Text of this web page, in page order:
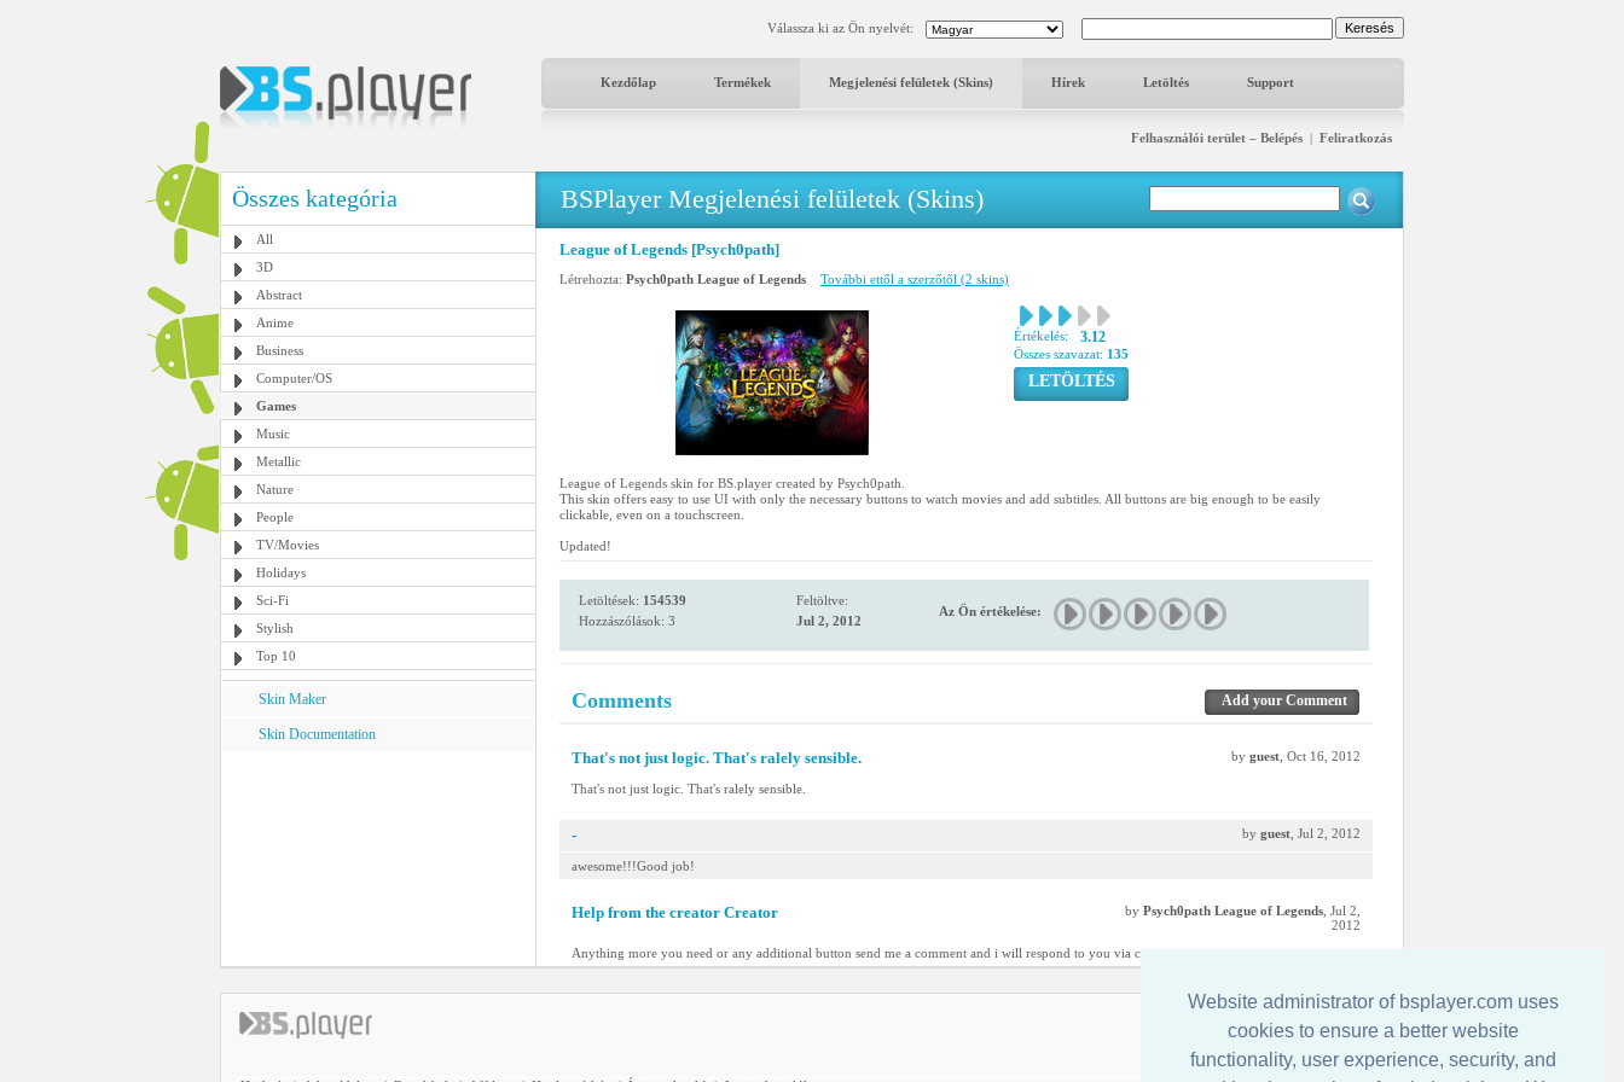
Website administrator of bsplayer.com uses
cookies to ensure a better website
functionality, user experience, security, and
Válassza ki az Ön nyelvét:
Kezdőlap Termékek Megjelenési felületek (Skins) Hírek Letöltés Support
Felhasználói terület – Belépés | Feliratkozás
Összes kategória
All
3D
Abstract
Anime
Business
Computer/OS
Games
Music
Metallic
Nature
People
TV/Movies
Holidays
Sci-Fi
Stylish
Top 10
Skin Maker
Skin Documentation
BSPlayer Megjelenési felületek (Skins)
League of Legends [Psych0path]
Létrehozta: Psych0path League of Legends További ettől a szerzőtől (2 skins)
Értékelés: 3.12
Összes szavazat: 135
LETÖLTÉS
League of Legends skin for BS.player created by Psych0path.
This skin offers easy to use UI with only the necessary buttons to watch movies and add subtitles. All buttons are big enough to be easily
clickable, even on a touchscreen.
Updated!
Letöltések: 154539
Hozzászólások: 3
Feltöltve:
Jul 2, 2012
Az Ön értékelése:
Comments Add your Comment
That's not just logic. That's ralely sensible. by guest , Oct 16, 2012
That's not just logic. That's ralely sensible.
- by guest , Jul 2, 2012
awesome!!!Good job!
Help from the creator Creator by Psych0path League of Legends , Jul 2,
2012
Anything more you need or any additional button send me a comment and i will respond to you via comment.
Írjon nekünk!